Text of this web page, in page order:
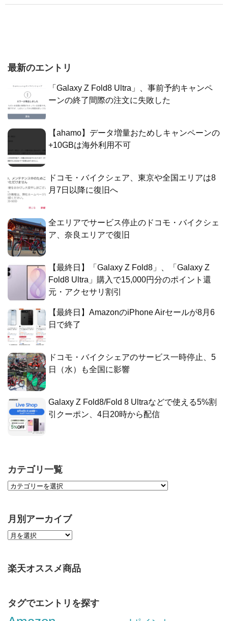
最新のエントリ
「Galaxy Z Fold8 Ultra」、事前予約キャンペ
ーンの終了間際の注文に失敗した
【ahamo】データ増量おためしキャンペーンの
+10GBは海外利用不可
ドコモ・バイクシェア、東京や全国エリアは8
月7日以降に復旧へ
全エリアでサービス停止のドコモ・バイクシェ
ア、奈良エリアで復旧
【最終日】「Galaxy Z Fold8」、「Galaxy Z
Fold8 Ultra」購入で15,000円分のポイント還
元・アクセサリ割引
【最終日】AmazonのiPhone Airセールが8月6
日で終了
ドコモ・バイクシェアのサービス一時停止、5
日（水）も全国に影響
Galaxy Z Fold8/Fold 8 Ultraなどで使える5%割
引クーポン、4日20時から配信
カテゴリ一覧
月別アーカイブ
楽天オススメ商品
タグでエントリを探す